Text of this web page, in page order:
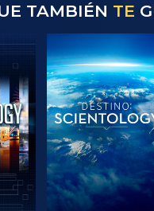
TAMBIÉN TE